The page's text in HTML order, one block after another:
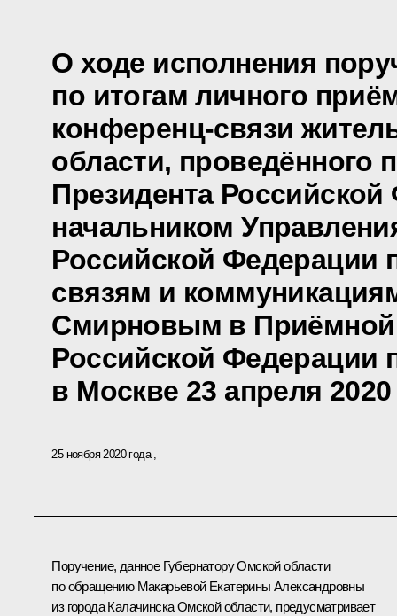
О ходе исполнения
по итогам личного
конференц-связи
области, проведённого
Президента
начальником
Российской Федерации
связям и
Смирновым в Приёмной
Российской Федерации
в Москве 23 апреля 2020
25 ноября 2020 года
Поручение, данное Губернатору Омской области
по обращению Макарьевой Екатерины Александровны
из города Калачинска Омской области, предусматривает